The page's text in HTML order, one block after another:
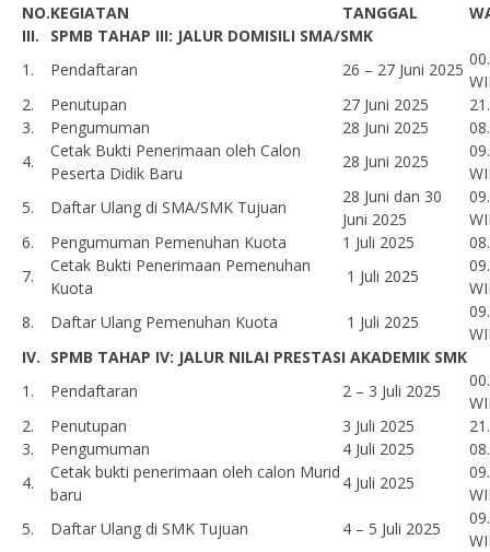
NO.KEGIATAN TANGGAL
III.
SPMB TAHAP III: JALUR DOMISILI SMA/SMK
1.
Pendaftaran 26 – 27 Juni 2025
2.
Penutupan 27 Juni 2025
3.
Pengumuman 28 Juni 2025
4.
Cetak Bukti Penerimaan oleh Calon
Peserta Didik Baru
28 Juni 2025
5.
Daftar Ulang di SMA/SMK Tujuan
28 Juni dan 30
Juni 2025
6.
Pengumuman Pemenuhan Kuota 1 Juli 2025
7.
Cetak Bukti Penerimaan Pemenuhan
Kuota
1 Juli 2025
8.
Daftar Ulang Pemenuhan Kuota 1 Juli 2025
IV. SPMB TAHAP IV: JALUR NILAI PRESTASI AKADEMIK SMK
1.
Pendaftaran 2 – 3 Juli 2025
2.
Penutupan 3 Juli 2025
3.
Pengumuman 4 Juli 2025
4.
Cetak bukti penerimaan oleh calon Murid
baru
4 Juli 2025
5.
Daftar Ulang di SMK Tujuan 4 – 5 Juli 2025